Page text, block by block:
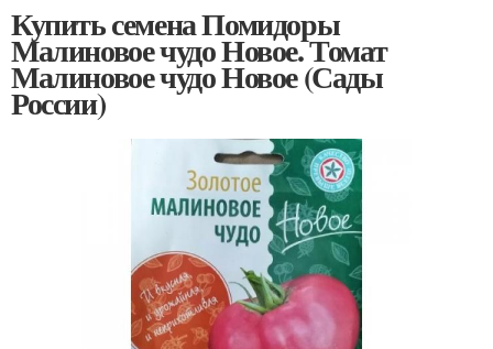
Купить семена Помидоры
Малиновое чудо Новое. Томат
Малиновое чудо Новое (Сады
России)